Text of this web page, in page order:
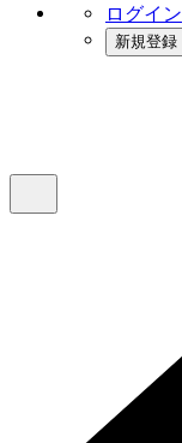
ログイン
新規登録